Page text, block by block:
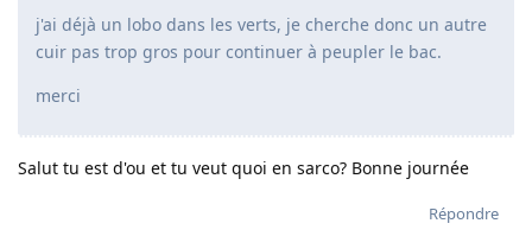
j'ai déjà un lobo dans les verts, je cherche donc un autre
cuir pas trop gros pour continuer à peupler le bac.
merci
Salut tu est d'ou et tu veut quoi en sarco? Bonne journée
Répondre